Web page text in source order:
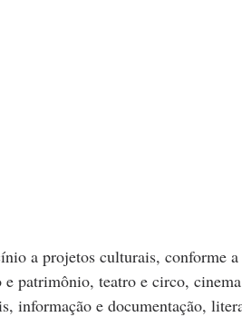
a projetos culturais, conforme
e patrimônio, teatro e circo,
informação e documentação,